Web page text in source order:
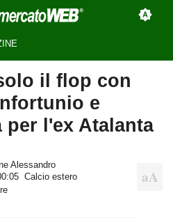
il flop con
e
l'ex Atalanta
Alessandro
Calcio estero